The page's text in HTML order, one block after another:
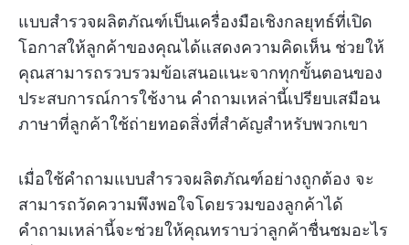
แบบสำรวจผลิตภัณฑ์เป็นเครื่องมือเชิงกลยุทธ์ที่เปิด
โอกาสให้ลูกค้าของคุณได้แสดงความคิดเห็น ช่วยให้
คุณสามารถรวบรวมข้อเสนอแนะจากทุกขั้นตอนของ
ประสบการณ์การใช้งาน คำถามเหล่านี้เปรียบเสมือน
ภาษาที่ลูกค้าใช้ถ่ายทอดสิ่งที่สำคัญสำหรับพวกเขา
เมื่อใช้คำถามแบบสำรวจผลิตภัณฑ์อย่างถูกต้อง จะ
สามารถวัดความพึงพอใจโดยรวมของลูกค้าได้
คำถามเหล่านี้จะช่วยให้คุณทราบว่าลูกค้าชื่นชมอะไร